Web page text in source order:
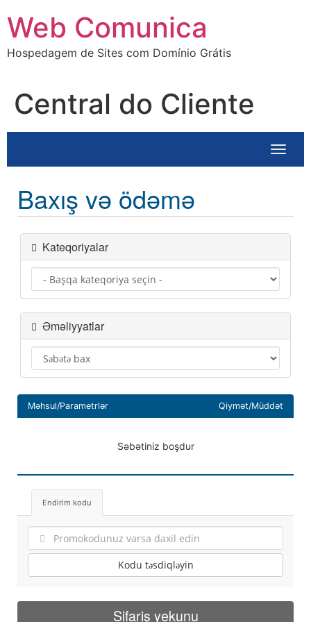
para
conteúdo
Web Comunica
Hospedagem de Sites com Domínio Grátis
Central do Cliente
Baxış və ödəmə
Kateqoriyalar
Əməliyyatlar
Məhsul/Parametrlər Qiymət/Müddət
Səbətiniz boşdur
Endirim kodu
Kodu təsdiqləyin
Sifariş yekunu